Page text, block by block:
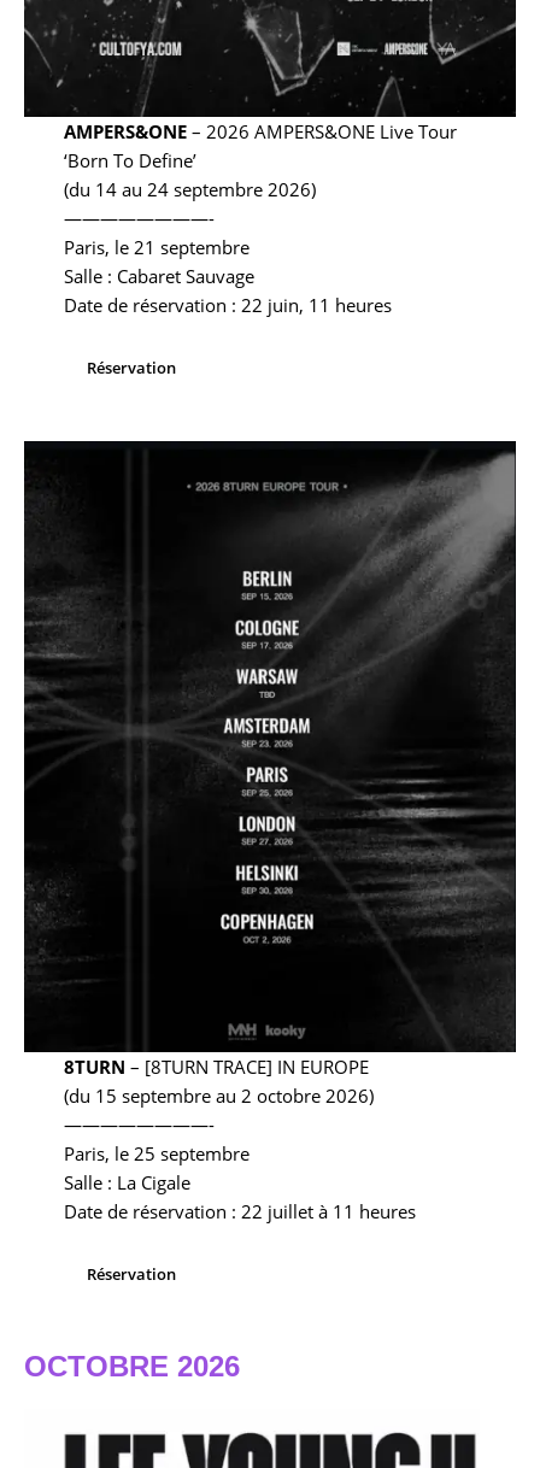
AMPERS&ONE– 2026 AMPERS&ONE Live Tour
‘Born To Define’
(du 14 au 24 septembre 2026)
————————-
Paris, le 21 septembre
Salle : Cabaret Sauvage
Date de réservation : 22 juin, 11 heures
Réservation
8TURN – [8TURN TRACE] IN EUROPE
(du 15 septembre au 2 octobre 2026)
————————-
Paris, le 25 septembre
Salle : La Cigale
Date de réservation : 22 juillet à 11 heures
Réservation
OCTOBRE 2026